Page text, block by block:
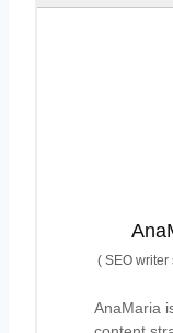
(SEO writer
AnaMaria